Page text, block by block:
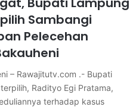
Sambangi
Pelecehan
– Rawajitutv.com .- Bupati
Radityo Egi Pratama,
terhadap kasus